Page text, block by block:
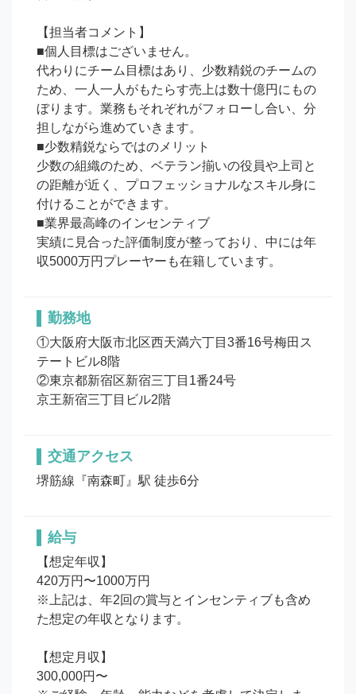
【担当者コメント】
■個人目標はございません。
代わりにチーム目標はあり、少数精鋭のチームの
ため、一人一人がもたらす売上は数十億円にもの
ぼります。業務もそれぞれがフォローし合い、分
担しながら進めていきます。
■少数精鋭ならではのメリット
少数の組織のため、ベテラン揃いの役員や上司と
の距離が近く、プロフェッショナルなスキル身に
付けることができます。
■業界最高峰のインセンティブ
実績に見合った評価制度が整っており、中には年
収5000万円プレーヤーも在籍しています。
勤務地
①大阪府大阪市北区西天満六丁目3番16号梅田ス
テートビル8階
②東京都新宿区新宿三丁目1番24号
京王新宿三丁目ビル2階
交通アクセス
堺筋線『南森町』駅 徒歩6分
給与
【想定年収】
420万円〜1000万円
※上記は、年2回の賞与とインセンティブも含め
た想定の年収となります。
【想定月収】
300,000円〜